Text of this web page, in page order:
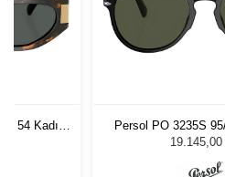
54 Kadın
Persol PO 3235S
Güneş
19.145,00